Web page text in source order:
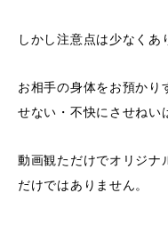
しかし注意点は少なくあ
お相手の身体をお預かり
せない・不快にさせねい
動画観ただけでオリジナ
だけではありません。